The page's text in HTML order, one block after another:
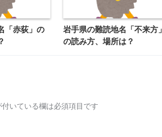
「赤荻」の
岩手県の難読地名「不来方」
の読み方、場所は？
付いている欄は必須項目です